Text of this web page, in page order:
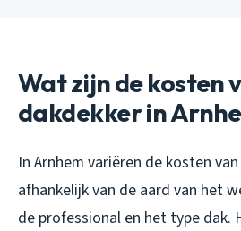
Wat zijn de kosten
dakdekker in
In Arnhem variëren de kosten van
afhankelijk van de aard van het
de professional en het type dak.